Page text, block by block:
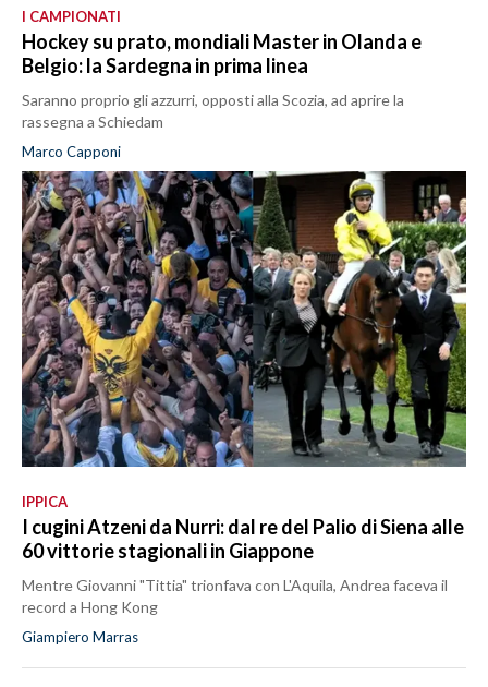
I CAMPIONATI
Hockey su prato, mondiali Master in Olanda e
Belgio: la Sardegna in prima linea
Saranno proprio gli azzurri, opposti alla Scozia, ad aprire la
rassegna a Schiedam
Marco Capponi
IPPICA
I cugini Atzeni da Nurri: dal re del Palio di Siena alle
60 vittorie stagionali in Giappone
Mentre Giovanni "Tittia" trionfava con L'Aquila, Andrea faceva il
record a Hong Kong
Giampiero Marras